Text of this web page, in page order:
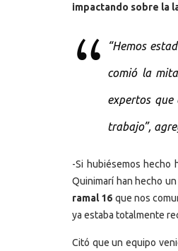
impactando sobre la
“Hemos
comió la
expertos que
trabajo”,
-Si hubiésemos hecho
Quinimarí han hecho
ramal 16 que nos
ya estaba totalmente
Citó que un equipo